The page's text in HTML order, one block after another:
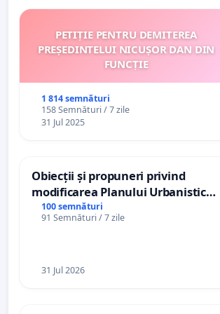
PETIȚIE PENTRU DEMITEREA
PREȘEDINTELUI NICUȘOR DAN DIN
FUNCȚIE
1 814 semnături
158 Semnături / 7 zile
31 Jul 2025
Obiecții și propuneri privind
modificarea Planului Urbanistic
General al orașului Ialoveni
100 semnături
91 Semnături / 7 zile
31 Jul 2026